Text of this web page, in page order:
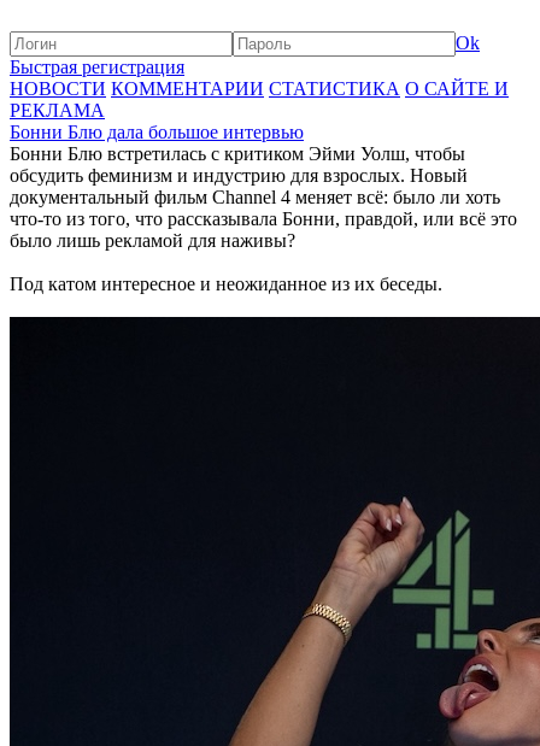
Ok
Быстрая регистрация
НОВОСТИ КОММЕНТАРИИ СТАТИСТИКА О САЙТЕ И
РЕКЛАМА
Бонни Блю дала большое интервью
Бонни Блю встретилась с критиком Эйми Уолш, чтобы
обсудить феминизм и индустрию для взрослых. Новый
документальный фильм Channel 4 меняет всё: было ли хоть
что-то из того, что рассказывала Бонни, правдой, или всё это
было лишь рекламой для наживы?
Под катом интересное и неожиданное из их беседы.